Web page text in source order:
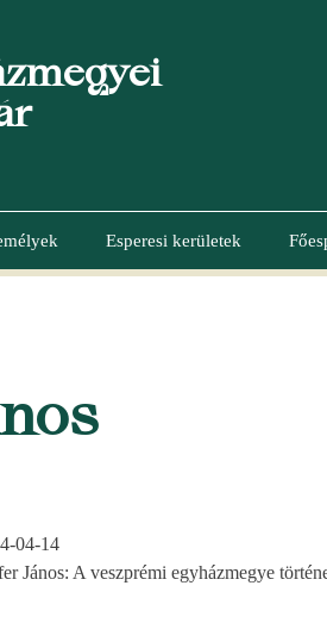
Esperesi kerületek
04-14
János: A veszprémi egyházmegye